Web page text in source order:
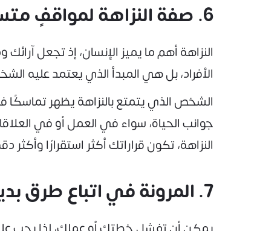
6. صفة النزاهة لمواقفٍ متستقة:
النزاهة أهم ما يميز الإنسان، إذ تجعل
الأفراد، بل هي المبدأ الذي يعتمد عليه
الشخص الذي يتمتع بالنزاهة يظهر تماسكًا
جوانب الحياة، سواء في العمل أو في
النزاهة، تكون قراراتك أكثر استقرارًا
7. المرونة في اتباع طرق بديلة: